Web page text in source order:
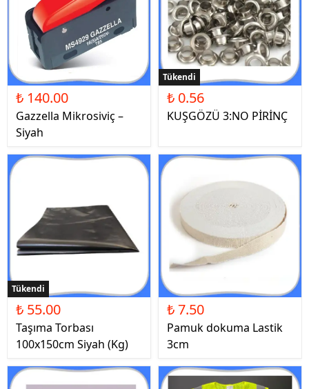
₺ 140.00
Gazzella Mikrosiviç –
Siyah
Tükendi
₺ 0.56
KUŞGÖZÜ 3:NO PİRİNÇ
Tükendi
₺ 55.00
Taşıma Torbası
100x150cm Siyah (Kg)
₺ 7.50
Pamuk dokuma Lastik
3cm